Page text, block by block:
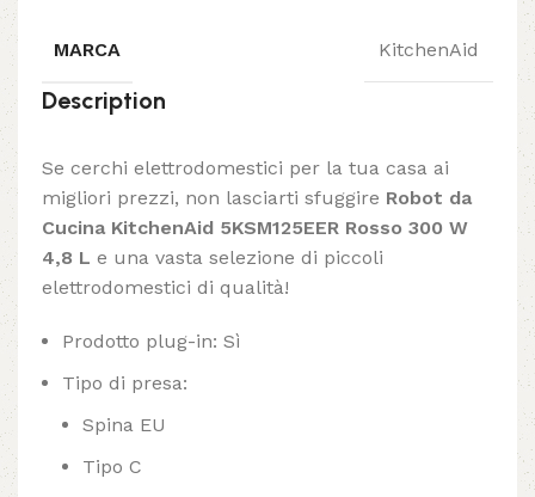
MARCA KitchenAid
Description
Se cerchi elettrodomestici per la tua casa ai
migliori prezzi, non lasciarti sfuggire Robot da
Cucina KitchenAid 5KSM125EER Rosso 300 W
4,8 L e una vasta selezione di piccoli
elettrodomestici di qualità!
Prodotto plug-in: Sì
Tipo di presa:
Spina EU
Tipo C